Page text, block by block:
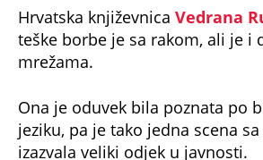
teške borbe je sa rakom, ali je i
mrežama.
jeziku, pa je tako jedna scena
izazvala veliki odjek u javnosti.